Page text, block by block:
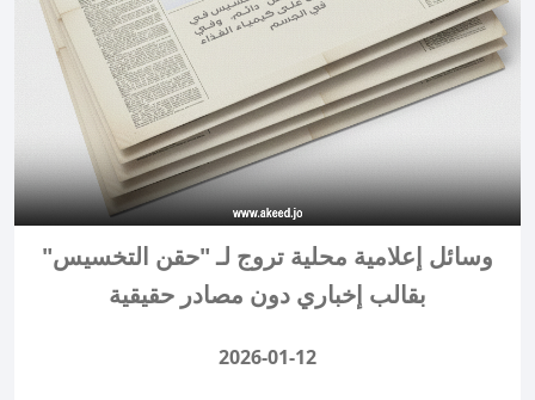
وسائل إعلامية محلية تروج لـ "حقن التخسيس"
بقالب إخباري دون مصادر حقيقية
2026-01-12